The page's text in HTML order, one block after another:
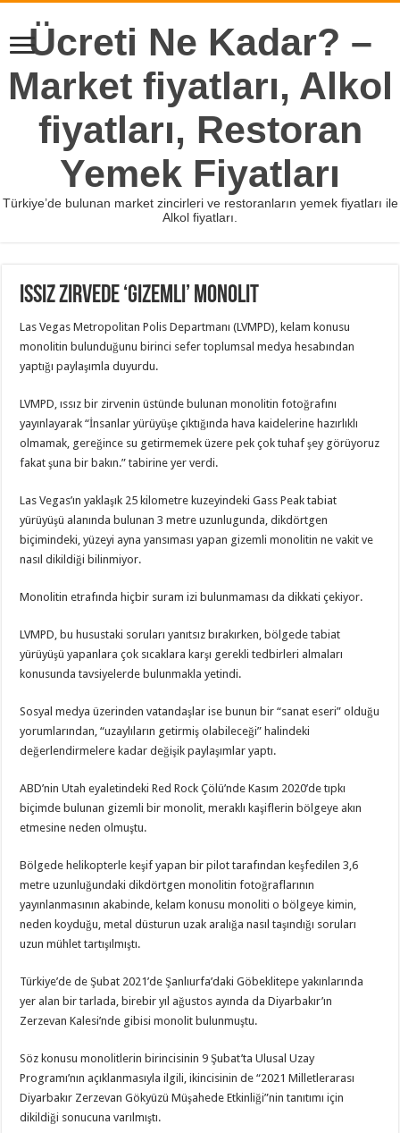
Ücreti Ne Kadar? –
Market fiyatları, Alkol
fiyatları, Restoran
Yemek Fiyatları
Türkiye’de bulunan market zincirleri ve restoranların yemek fiyatları ile
Alkol fiyatları.
Issız zirvede ‘gizemli’ monolit
Las Vegas Metropolitan Polis Departmanı (LVMPD), kelam konusu
monolitin bulunduğunu birinci sefer toplumsal medya hesabından
yaptığı paylaşımla duyurdu.
LVMPD, ıssız bir zirvenin üstünde bulunan monolitin fotoğrafını
yayınlayarak “İnsanlar yürüyüşe çıktığında hava kaidelerine hazırlıklı
olmamak, gereğince su getirmemek üzere pek çok tuhaf şey görüyoruz
fakat şuna bir bakın.” tabirine yer verdi.
Las Vegas’ın yaklaşık 25 kilometre kuzeyindeki Gass Peak tabiat
yürüyüşü alanında bulunan 3 metre uzunlugunda, dikdörtgen
biçimindeki, yüzeyi ayna yansıması yapan gizemli monolitin ne vakit ve
nasıl dikildiği bilinmiyor.
Monolitin etrafında hiçbir suram izi bulunmaması da dikkati çekiyor.
LVMPD, bu husustaki soruları yanıtsız bırakırken, bölgede tabiat
yürüyüşü yapanlara çok sıcaklara karşı gerekli tedbirleri almaları
konusunda tavsiyelerde bulunmakla yetindi.
Sosyal medya üzerinden vatandaşlar ise bunun bir “sanat eseri” olduğu
yorumlarından, “uzaylıların getirmiş olabileceği” halindeki
değerlendirmelere kadar değişik paylaşımlar yaptı.
ABD’nin Utah eyaletindeki Red Rock Çölü’nde Kasım 2020’de tıpkı
biçimde bulunan gizemli bir monolit, meraklı kaşiflerin bölgeye akın
etmesine neden olmuştu.
Bölgede helikopterle keşif yapan bir pilot tarafından keşfedilen 3,6
metre uzunluğundaki dikdörtgen monolitin fotoğraflarının
yayınlanmasının akabinde, kelam konusu monoliti o bölgeye kimin,
neden koyduğu, metal düsturun uzak aralığa nasıl taşındığı soruları
uzun mühlet tartışılmıştı.
Türkiye’de de Şubat 2021’de Şanlıurfa’daki Göbeklitepe yakınlarında
yer alan bir tarlada, birebir yıl ağustos ayında da Diyarbakır’ın
Zerzevan Kalesi’nde gibisi monolit bulunmuştu.
Söz konusu monolitlerin birincisinin 9 Şubat’ta Ulusal Uzay
Programı’nın açıklanmasıyla ilgili, ikincisinin de “2021 Milletlerarası
Diyarbakır Zerzevan Gökyüzü Müşahede Etkinliği”nin tanıtımı için
dikildiği sonucuna varılmıştı.